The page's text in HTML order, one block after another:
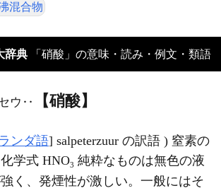
混合物
辞典 「硝酸」の意味・読み・例文・類語
ウ‥ 【硝酸】
ンダ語] salpeterzuur の訳語 ) 窒素の
学式 HNO3 純粋なものは無色の液
く、発煙性が激しい。一般にはそ